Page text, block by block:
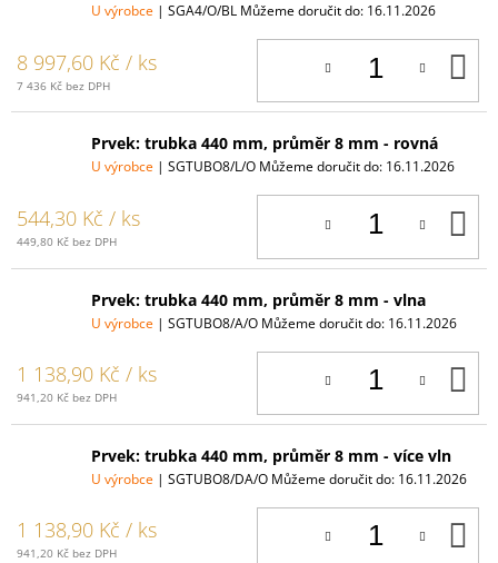
U výrobce | SGA4/O/BL Můžeme doručit do: 16.11.2026
8 997,60 Kč / ks
7 436 Kč bez DPH
Prvek: trubka 440 mm, průměr 8 mm - rovná
U výrobce | SGTUBO8/L/O Můžeme doručit do: 16.11.2026
544,30 Kč / ks
449,80 Kč bez DPH
Prvek: trubka 440 mm, průměr 8 mm - vlna
U výrobce | SGTUBO8/A/O Můžeme doručit do: 16.11.2026
1 138,90 Kč / ks
941,20 Kč bez DPH
Prvek: trubka 440 mm, průměr 8 mm - více vln
U výrobce | SGTUBO8/DA/O Můžeme doručit do: 16.11.2026
1 138,90 Kč / ks
941,20 Kč bez DPH